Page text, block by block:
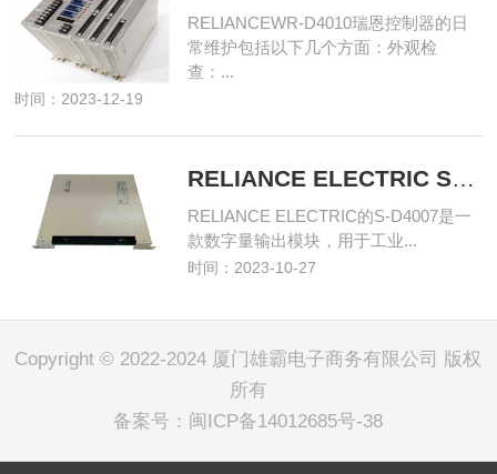
RELIANCEWR-D4010瑞恩控制器的日
常维护包括以下几个方面：外观检
查：...
时间：2023-12-19
RELIANCE ELECTRIC S-D4007 数字量输出
RELIANCE ELECTRIC的S-D4007是一
款数字量输出模块，用于工业...
时间：2023-10-27
Copyright © 2022-2024 厦门雄霸电子商务有限公司 版权
所有
备案号： 闽ICP备14012685号-38